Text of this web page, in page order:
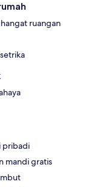
ruangan
pribadi
mandi gratis